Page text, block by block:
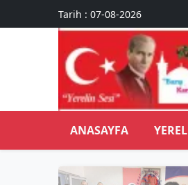
Tarih : 07-08-2026
ANASAYFA YEREL